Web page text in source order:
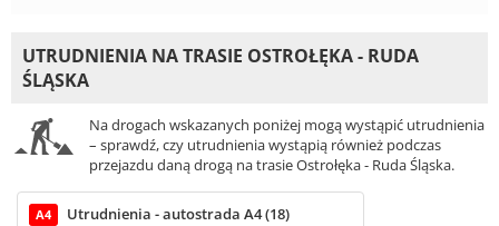
UTRUDNIENIA NA TRASIE OSTROŁĘKA - RUDA
ŚLĄSKA
Na drogach wskazanych poniżej mogą wystąpić utrudnienia
– sprawdź, czy utrudnienia wystąpią również podczas
przejazdu daną drogą na trasie Ostrołęka - Ruda Śląska.
A4 Utrudnienia - autostrada A4 (18)